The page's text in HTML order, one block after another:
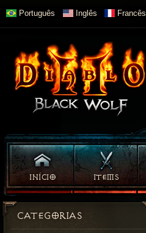
Português Inglês Francês
INÍCIO ITEMS
CATEGORIAS